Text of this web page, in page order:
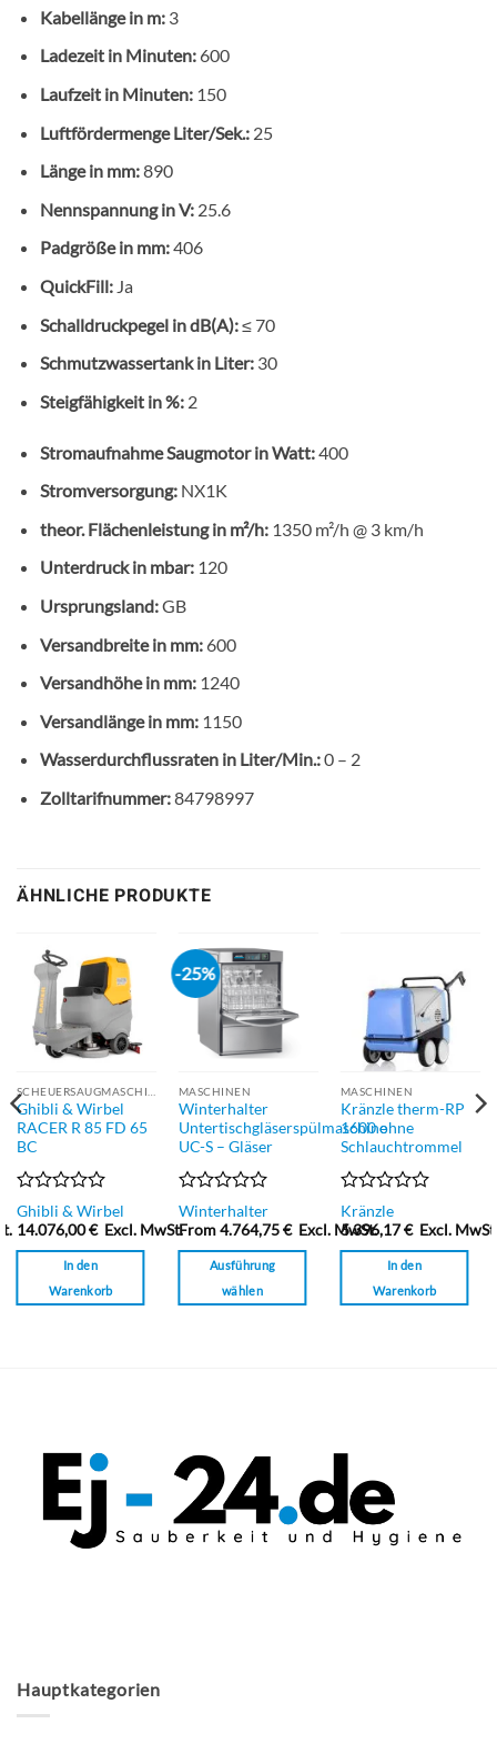
Kabellänge in m:3
Ladezeit in Minuten:600
Laufzeit in Minuten:150
Luftfördermenge Liter/Sek.:25
Länge in mm:890
Nennspannung in V:25.6
Padgröße in mm:406
QuickFill:Ja
Schalldruckpegel in dB(A):≤ 70
Schmutzwassertank in Liter:30
Steigfähigkeit in %:2
Stromaufnahme Saugmotor in Watt:400
Stromversorgung:NX1K
theor. Flächenleistung in m²/h:1350 m²/h @ 3 km/h
Unterdruck in mbar:120
Ursprungsland:GB
Versandbreite in mm:600
Versandhöhe in mm:1240
Versandlänge in mm:1150
Wasserdurchflussraten in Liter/Min.:0 – 2
Zolltarifnummer:84798997
ÄHNLICHE PRODUKTE
Ghibli & Wirbel
RACER R 85 FD 65
BC
Bewertet
mit
0
Ghibli & Wirbel
14.076,00€ Excl. MwSt.
In den
Warenkorb
-25%
MASCHINEN
Winterhalter
Untertischgläserspülmaschine
UC-S – Gläser
Bewertet
mit
0
Winterhalter
From4.764,75€ Excl. MwSt.
Ausführung
wählen
Die
Optionen
können
auf
der
MASCHINEN
Kränzle therm-RP
1600 ohne
Schlauchtrommel
Bewertet
mit
0
Kränzle
5.396,17€ Excl. MwSt.
In den
Warenkorb
Hauptkategorien